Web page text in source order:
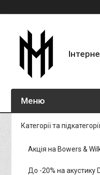
Категорії та підкатегорії
Акція на Bowers &
До -20% на акустику